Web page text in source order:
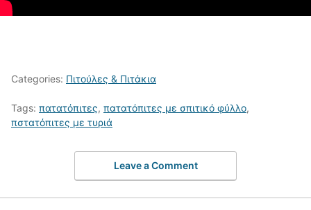
Categories: Πιτούλες & Πιτάκια
Tags: πατατόπιτες, πατατόπιτες με σπιτικό φύλλο,
πστατόπιτες με τυριά
Leave a Comment